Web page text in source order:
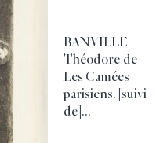
BANVILLE
Théodore de
Les Camées
parisiens. [suivi
de]...